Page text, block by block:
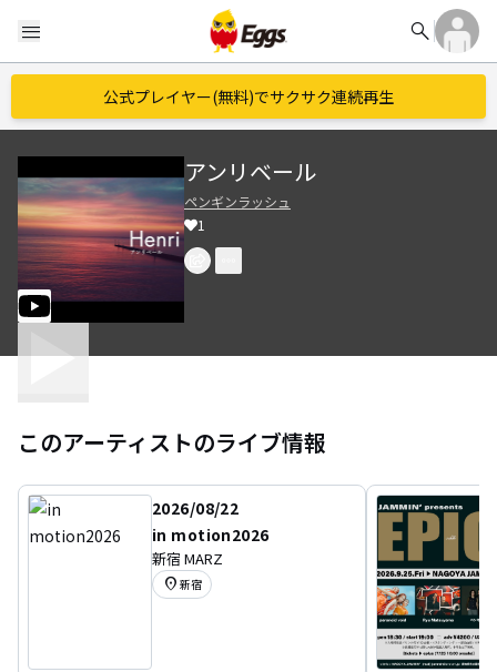
menu search
公式プレイヤー(無料)でサクサク連続再生
アンリベール
ペンギンラッシュ
1
このアーティストのライブ情報
2026/08/22
in motion2026
新宿 MARZ
location_on 新宿